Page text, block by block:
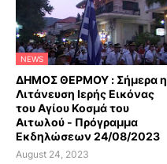
NEWS
ΔΗΜΟΣ ΘΕΡΜΟΥ : Σήμερα η
Λιτάνευση Ιερής Εικόνας
του Αγίου Κοσμά του
Αιτωλού - Πρόγραμμα
Εκδηλώσεων 24/08/2023
August 24, 2023